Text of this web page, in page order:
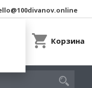
Корзина